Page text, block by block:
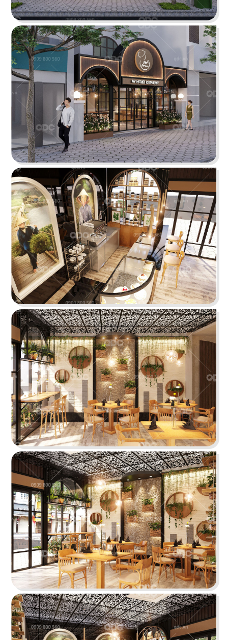
ÁN
SHOWROOM
TIN
TỨC
LIÊN
HỆ
THE STREET "NHẬU CÓ CHẤT"
The Street được dựa trên văn hóa vỉa hè độc
đáo, xen lẫn hơi thở của đường phố, mang đến
vẻ đẹp Việt Nam đặc trưng cho thực khách
Chi tiết
KATINAT WATERBUS
Dự án được chúng tôi hoàn thiện gấp rút trong 35
ngày, mang đến một không gian thưởng thức
cafe - trà sữa ấn tượng
Chi tiết
BẮC KIM THANG
Nhà hàng Bắc Kim Thang được thiết kế theo
phong cách Việt Nam dân gian đương đại...
Chi tiết